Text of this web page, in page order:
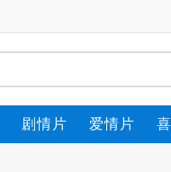
剧情片 爱情片